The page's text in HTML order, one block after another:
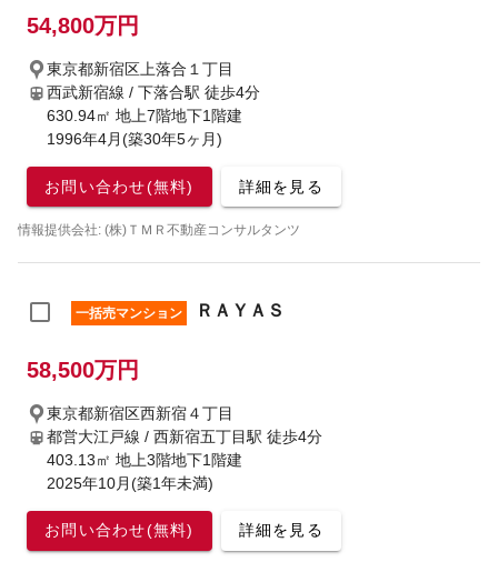
54,800万円
東京都新宿区上落合１丁目
西武新宿線 / 下落合駅 徒歩4分
630.94㎡ 地上7階地下1階建
1996年4月(築30年5ヶ月)
お問い合わせ(無料) 詳細を見る
情報提供会社: (株)ＴＭＲ不動産コンサルタンツ
一括売マンション ＲＡＹＡＳ
58,500万円
東京都新宿区西新宿４丁目
都営大江戸線 / 西新宿五丁目駅 徒歩4分
403.13㎡ 地上3階地下1階建
2025年10月(築1年未満)
お問い合わせ(無料) 詳細を見る